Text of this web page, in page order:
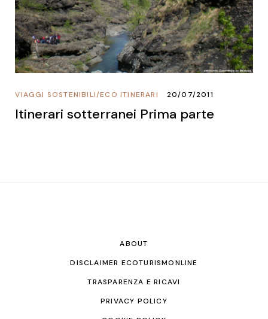
ECO ITINERARI
/
VIAGGI SOSTENIBILI 20/07/2011
Itinerari sotterranei Prima parte
ABOUT
DISCLAIMER ECOTURISMONLINE
TRASPARENZA E RICAVI
PRIVACY POLICY